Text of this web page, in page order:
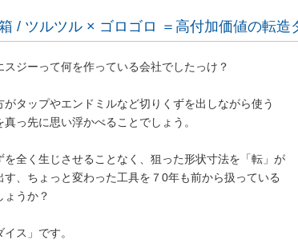
/ ツルツル × ゴロゴロ ＝高付加価値の転造
スジーって何を作っている会社でしたっけ？
がタップやエンドミルなど切りくずを出しながら使う
真っ先に思い浮かべることでしょう。
を全く生じさせることなく、狙った形状寸法を「転」が
す、ちょっと変わった工具を７0年も前から扱っている
ょうか？
ス」です。